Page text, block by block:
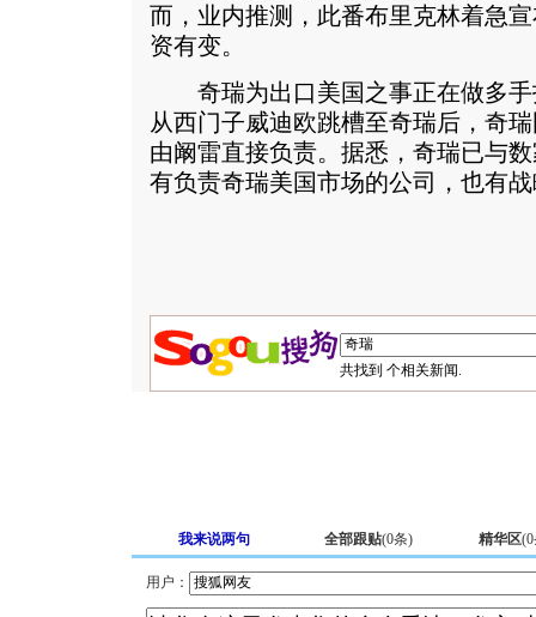
而，业内推测，此番布里克林着急
资有变。
奇瑞为出口美国之事正在做多手
从西门子威迪欧跳槽至奇瑞后，奇
由阚雷直接负责。据悉，奇瑞已与
有负责奇瑞美国市场的公司，也有
共找到 个相关新闻.
我来说两句 全部跟贴(0条) 精华区(0
用户：